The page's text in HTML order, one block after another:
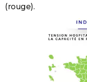
(rouge).